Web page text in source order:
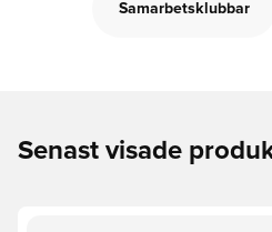
Samarbetsklubbar
Senast visade